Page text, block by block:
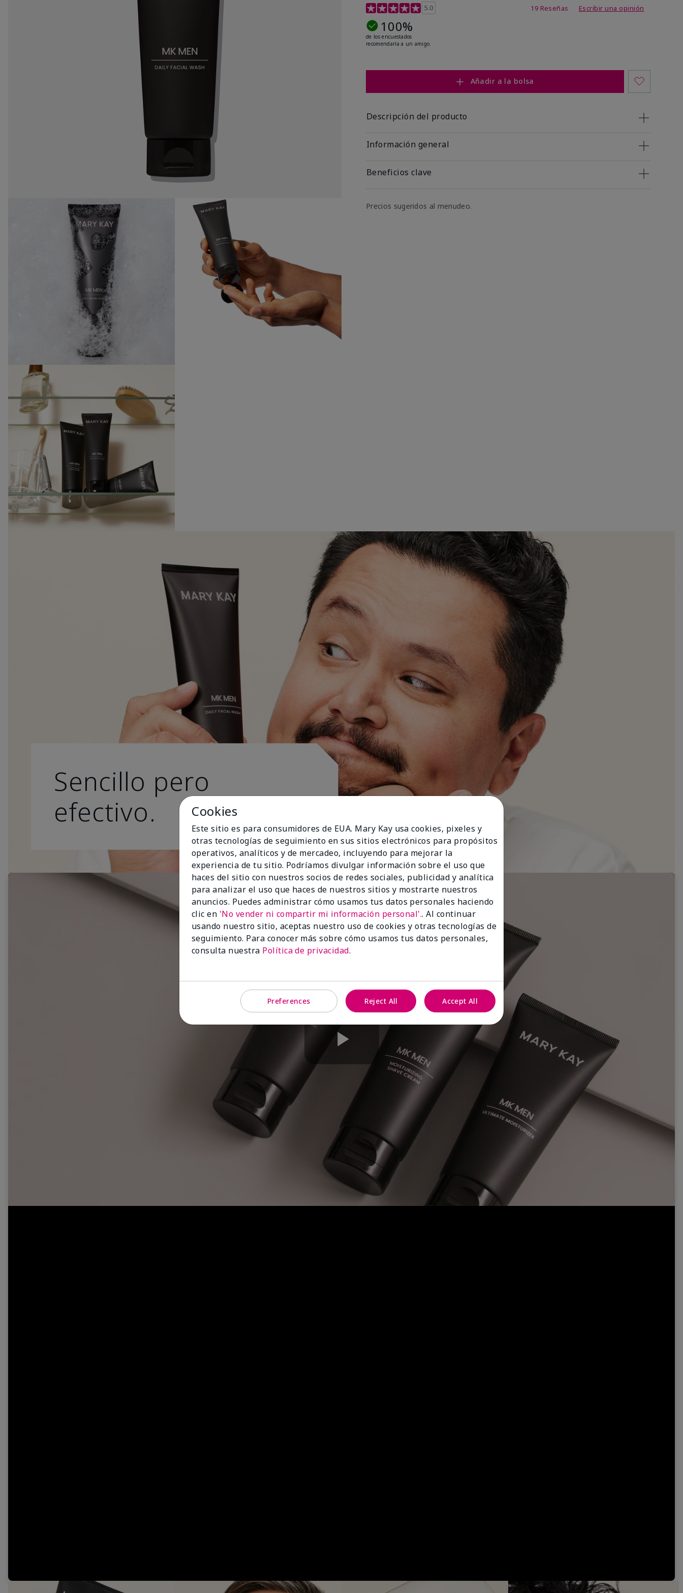
Calificación de clientes de 5 de 5
5.0 19 Reseñas Escribir una opinión
100%
de los encuestados
recomendaría a un amigo.
Añadir a la bolsa
Descripción del producto
Información general
Beneficios clave
Precios sugeridos al menudeo.
Sencillo pero
efectivo.
Play
Video
Cookies
Este sitio es para consumidores de EUA. Mary Kay usa cookies, pixeles y
otras tecnologías de seguimiento en sus sitios electrónicos para propósitos
operativos, analíticos y de mercadeo, incluyendo para mejorar la
experiencia de tu sitio. Podríamos divulgar información sobre el uso que
haces del sitio con nuestros socios de redes sociales, publicidad y analítica
para analizar el uso que haces de nuestros sitios y mostrarte nuestros
anuncios. Puedes administrar cómo usamos tus datos personales haciendo
clic en 'No vender ni compartir mi información personal'.. Al continuar
usando nuestro sitio, aceptas nuestro uso de cookies y otras tecnologías de
seguimiento. Para conocer más sobre cómo usamos tus datos personales,
consulta nuestra Política de privacidad.
Preferences Reject All Accept All